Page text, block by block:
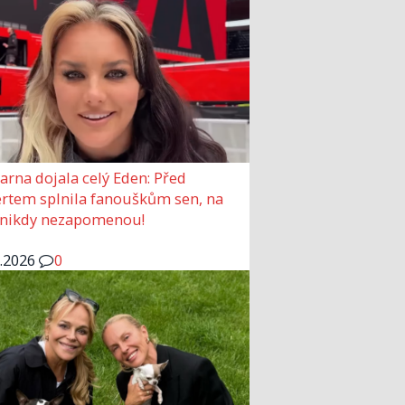
dojala celý Eden: Před
splnila fanouškům sen, na
nezapomenou!
0